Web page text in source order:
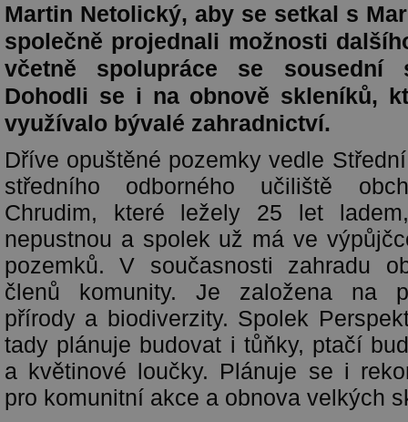
Martin Netolický, aby se setkal s
společně projednali možnosti
včetně spolupráce se sousední
Dohodli se i na obnově skleníků,
využívalo bývalé zahradnictví.
Dříve opuštěné pozemky vedle
středního odborného učiliště
Chrudim, které ležely 25 let
nepustnou a spolek už má ve
pozemků. V současnosti zahradu
členů komunity. Je založena na
přírody a biodiverzity. Spolek
tady plánuje budovat i tůňky, ptačí
a květinové loučky. Plánuje se i
pro komunitní akce a obnova velkých